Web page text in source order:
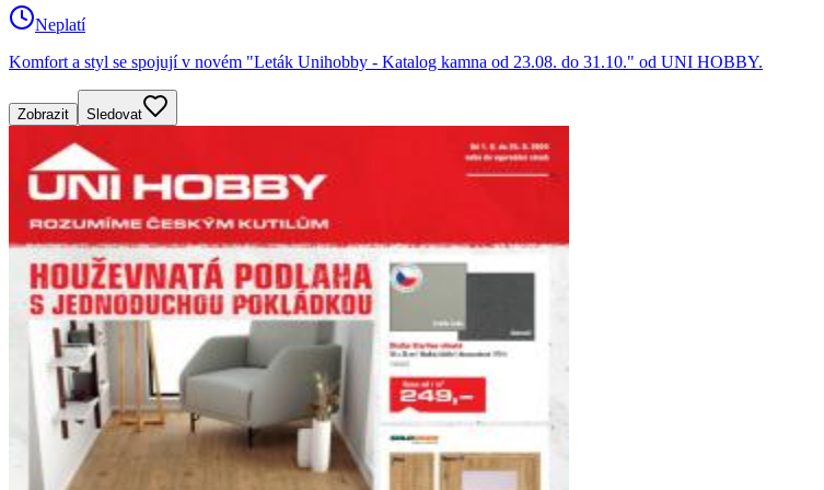
Neplatí
Komfort a styl se spojují v novém "Leták Unihobby - Katalog kamna od 23.08. do 31.10." od UNI HOBBY.
Zobrazit Sledovat